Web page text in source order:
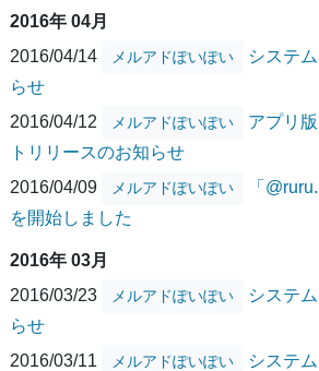
2016年 04月
2016/04/14
メルアドぽいぽい
システ
らせ
2016/04/12
メルアドぽいぽい
アプリ
トリリースのお知らせ
2016/04/09
メルアドぽいぽい
「
を開始しました
2016年 03月
2016/03/23
メルアドぽいぽい
システ
らせ
2016/03/11
メルアドぽいぽい
システ